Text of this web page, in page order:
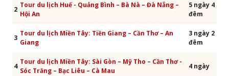
2
Tour du lịch Huế - Quảng Bình – Bà Nà – Đà Nẵng –
Hội An
5 ngày 4
đêm
3
Tour du lịch Miền Tây: Tiền Giang – Cần Thơ – An
Giang
3 ngày 2
đêm
4
Tour du lịch Miền Tây: Sài Gòn – Mỹ Tho – Cần Thơ -
Sóc Trăng – Bạc Liêu – Cà Mau
4 ngày